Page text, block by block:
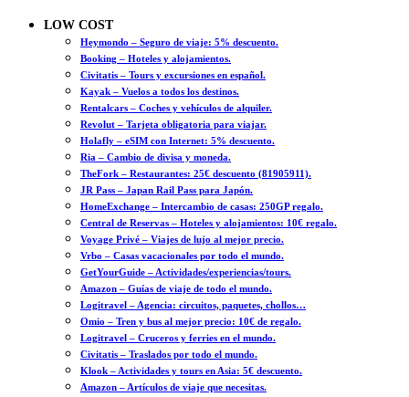
LOW COST
Heymondo – Seguro de viaje: 5% descuento.
Booking – Hoteles y alojamientos.
Civitatis – Tours y excursiones en español.
Kayak – Vuelos a todos los destinos.
Rentalcars – Coches y vehículos de alquiler.
Revolut – Tarjeta obligatoria para viajar.
Holafly – eSIM con Internet: 5% descuento.
Ria – Cambio de divisa y moneda.
TheFork – Restaurantes: 25€ descuento (81905911).
JR Pass – Japan Rail Pass para Japón.
HomeExchange – Intercambio de casas: 250GP regalo.
Central de Reservas – Hoteles y alojamientos: 10€ regalo.
Voyage Privé – Viajes de lujo al mejor precio.
Vrbo – Casas vacacionales por todo el mundo.
GetYourGuide – Actividades/experiencias/tours.
Amazon – Guías de viaje de todo el mundo.
Logitravel – Agencia: circuitos, paquetes, chollos…
Omio – Tren y bus al mejor precio: 10€ de regalo.
Logitravel – Cruceros y ferries en el mundo.
Civitatis – Traslados por todo el mundo.
Klook – Actividades y tours en Asia: 5€ descuento.
Amazon – Artículos de viaje que necesitas.